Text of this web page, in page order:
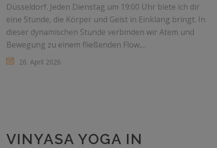
Düsseldorf. Jeden Dienstag um 19:00 Uhr biete ich dir
eine Stunde, die Körper und Geist in Einklang bringt. In
dieser dynamischen Stunde verbinden wir Atem und
Bewegung zu einem fließenden Flow,...
26. April 2026
VINYASA YOGA IN